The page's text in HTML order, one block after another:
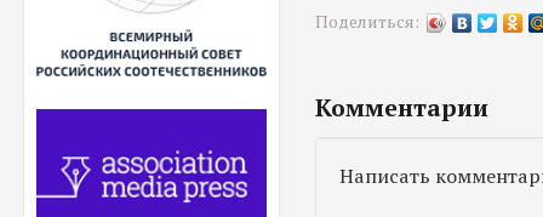
Поделиться:
Комментарии
Написать